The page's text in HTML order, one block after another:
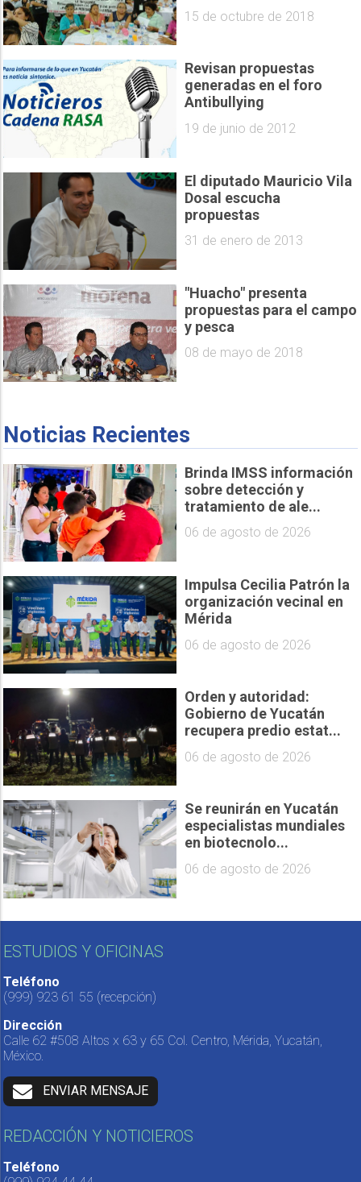
15 de octubre de 2018
Revisan propuestas
generadas en el foro
Antibullying
19 de junio de 2012
El diputado Mauricio Vila
Dosal escucha
propuestas
31 de enero de 2013
"Huacho" presenta
propuestas para el campo
y pesca
08 de mayo de 2018
Noticias Recientes
Brinda IMSS información
sobre detección y
tratamiento de ale...
06 de agosto de 2026
Impulsa Cecilia Patrón la
organización vecinal en
Mérida
06 de agosto de 2026
Orden y autoridad:
Gobierno de Yucatán
recupera predio estat...
06 de agosto de 2026
Se reunirán en Yucatán
especialistas mundiales
en biotecnolo...
06 de agosto de 2026
ESTUDIOS Y OFICINAS
Teléfono
(999) 923 61 55 (recepción)
Dirección
Calle 62 #508 Altos x 63 y 65 Col. Centro, Mérida, Yucatán,
México.
ENVIAR MENSAJE
REDACCIÓN Y NOTICIEROS
Teléfono